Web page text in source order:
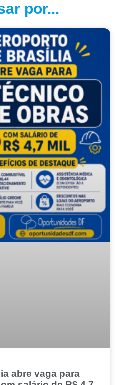
por...
abre vaga para